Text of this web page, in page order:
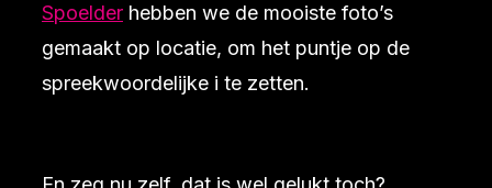
Spoelder hebben we de mooiste foto’s
gemaakt op locatie, om het puntje op de
spreekwoordelijke i te zetten.